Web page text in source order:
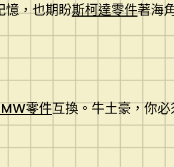
憶，也期盼斯柯達零件著海
零件互換。牛土豪，你